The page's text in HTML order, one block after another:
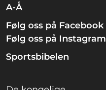
A-Å
Følg oss på Facebook
Følg oss på Instagram
Sportsbibelen